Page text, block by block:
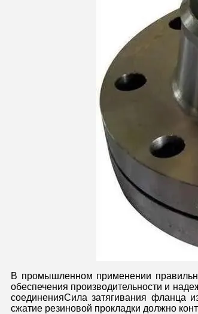
В промышленном применении
обеспечения производительности и
соединенияСила затягивания фланца
сжатие резиновой прокладки должно